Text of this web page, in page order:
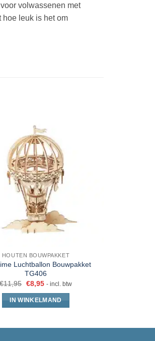
volwassenen met
hoe leuk is het om
HOUTEN BOUWPAKKET
Luchtballon Bouwpakket
TG406
€11,95 €8,95 - incl. btw
IN WINKELMAND